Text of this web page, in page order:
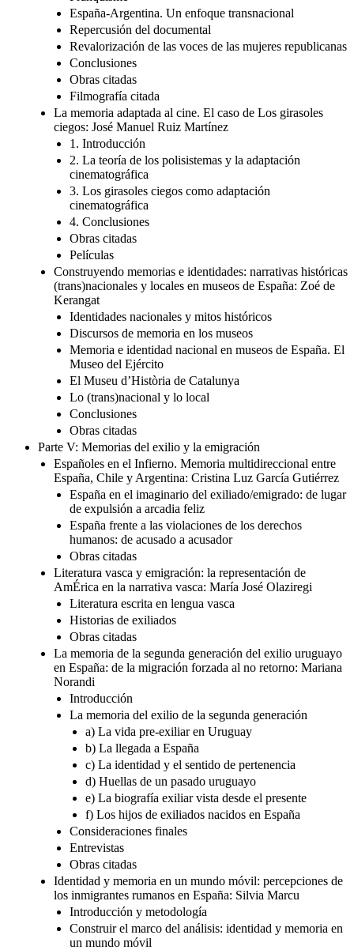
España-Argentina. Un enfoque transnacional
Repercusión del documental
Revalorización de las voces de las mujeres republicanas
Conclusiones
Obras citadas
Filmografía citada
La memoria adaptada al cine. El caso de Los girasoles
ciegos: José Manuel Ruiz Martínez
1. Introducción
2. La teoría de los polisistemas y la adaptación
cinematográfica
3. Los girasoles ciegos como adaptación
cinematográfica
4. Conclusiones
Obras citadas
Películas
Construyendo memorias e identidades: narrativas históricas
(trans)nacionales y locales en museos de España: Zoé de
Kerangat
Identidades nacionales y mitos históricos
Discursos de memoria en los museos
Memoria e identidad nacional en museos de España. El
Museo del Ejército
El Museu d’Història de Catalunya
Lo (trans)nacional y lo local
Conclusiones
Obras citadas
Parte V: Memorias del exilio y la emigración
Españoles en el Infierno. Memoria multidireccional entre
España, Chile y Argentina: Cristina Luz García Gutiérrez
España en el imaginario del exiliado/emigrado: de lugar
de expulsión a arcadia feliz
España frente a las violaciones de los derechos
humanos: de acusado a acusador
Obras citadas
Literatura vasca y emigración: la representación de
AmÉrica en la narrativa vasca: María José Olaziregi
Literatura escrita en lengua vasca
Historias de exiliados
Obras citadas
La memoria de la segunda generación del exilio uruguayo
en España: de la migración forzada al no retorno: Mariana
Norandi
Introducción
La memoria del exilio de la segunda generación
a) La vida pre-exiliar en Uruguay
b) La llegada a España
c) La identidad y el sentido de pertenencia
d) Huellas de un pasado uruguayo
e) La biografía exiliar vista desde el presente
f) Los hijos de exiliados nacidos en España
Consideraciones finales
Entrevistas
Obras citadas
Identidad y memoria en un mundo móvil: percepciones de
los inmigrantes rumanos en España: Silvia Marcu
Introducción y metodología
Construir el marco del análisis: identidad y memoria en
un mundo móvil